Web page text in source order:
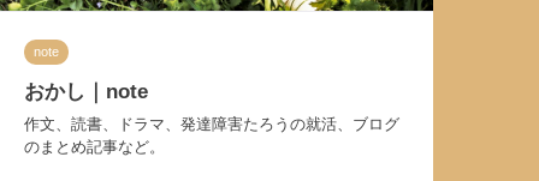
note
おかし｜note
作文、読書、ドラマ、発達障害たろうの就活、ブログ
のまとめ記事など。